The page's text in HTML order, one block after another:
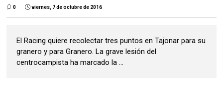
0 viernes, 7 de octubre de 2016
El Racing quiere recolectar tres puntos en Tajonar para su
granero y para Granero. La grave lesión del
centrocampista ha marcado la ...